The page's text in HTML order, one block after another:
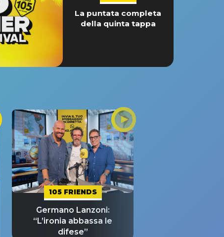
La puntata completa
della quinta tappa
105 FRIENDS
Germano Lanzoni:
“L’ironia abbassa le
difese”